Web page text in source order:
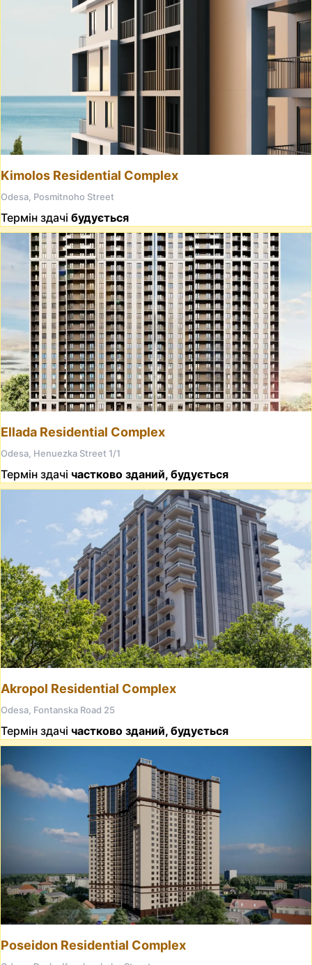
Kimolos Residential Complex
Odesa, Posmitnoho Street
Термін здачі будується
Ellada Residential Complex
Odesa, Henuezka Street 1/1
Термін здачі частково зданий, будується
Akropol Residential Complex
Odesa, Fontanska Road 25
Термін здачі частково зданий, будується
Poseidon Residential Complex